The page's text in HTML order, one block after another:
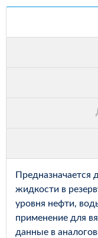
Предназначается
жидкости в
уровня нефти,
применение для
данные в